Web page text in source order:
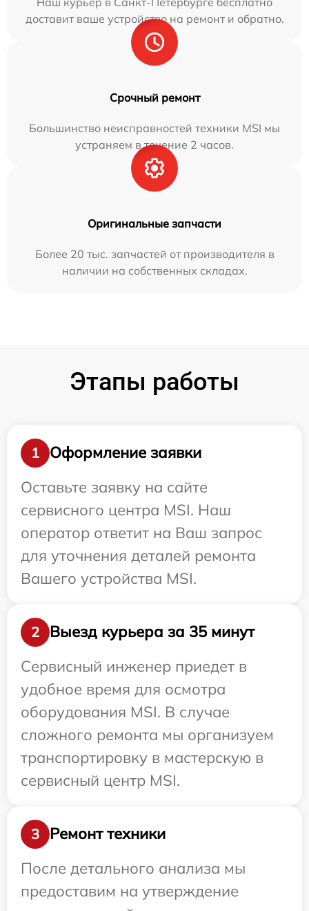
доставит ваше устройство на ремонт и обратно.
Срочный ремонт
Большинство неисправностей техники MSI мы
устраняем в течение 2 часов.
Оригинальные запчасти
Более 20 тыс. запчастей от производителя в
наличии на собственных складах.
Этапы работы
1
Оформление заявки
Оставьте заявку на сайте
сервисного центра MSI. Наш
оператор ответит на Ваш запрос
для уточнения деталей ремонта
Вашего устройства MSI.
2
Выезд курьера за 35 минут
Сервисный инженер приедет в
удобное время для осмотра
оборудования MSI. В случае
сложного ремонта мы организуем
транспортировку в мастерскую в
сервисный центр MSI.
3
Ремонт техники
После детального анализа мы
предоставим на утверждение